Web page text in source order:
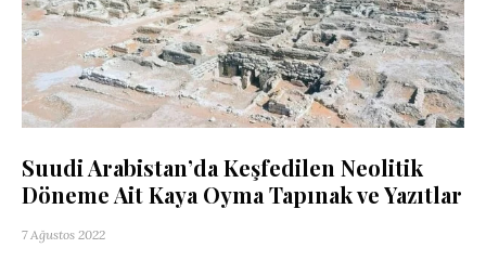
Suudi Arabistan’da Keşfedilen Neolitik
Döneme Ait Kaya Oyma Tapınak ve Yazıtlar
7 Ağustos 2022